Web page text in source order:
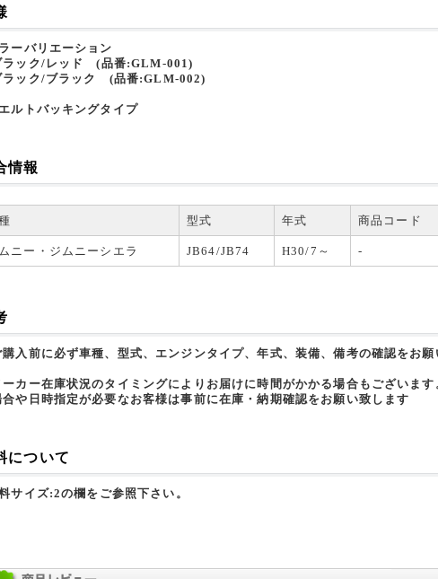
ーバリエーション
ラック/レッド (品番:GLM-001)
ラック/ブラック (品番:GLM-002)
ルトバッキングタイプ
情報
型式 年式 商品コード
ニー・ジムニーシエラ JB64/JB74 H30/7～ -
購入前に必ず車種、型式、エンジンタイプ、年式、装備、備考の確認をお
ーカー在庫状況のタイミングによりお届けに時間がかかる場合もございま
合や日時指定が必要なお客様は事前に在庫・納期確認をお願い致します
について
サイズ:2の欄をご参照下さい。